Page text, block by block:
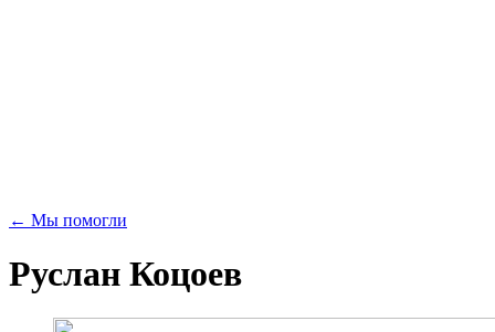
← Мы помогли
Руслан Коцоев